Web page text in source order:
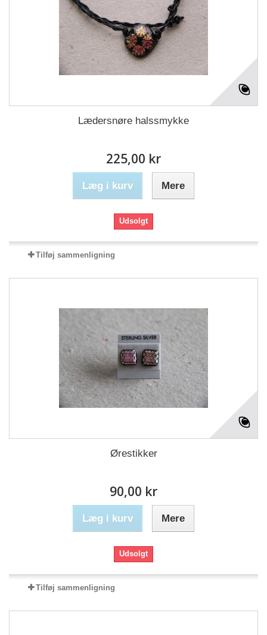
Lædersnøre halssmykke
225,00 kr
Læg i kurv Mere
Udsolgt
Tilføj sammenligning
Ørestikker
90,00 kr
Læg i kurv Mere
Udsolgt
Tilføj sammenligning